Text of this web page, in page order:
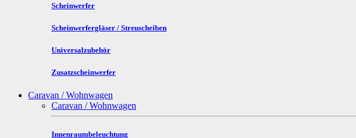
Scheinwerfer
Scheinwerfergläser / Streuscheiben
Universalzubehör
Zusatzscheinwerfer
Caravan / Wohnwagen
Caravan / Wohnwagen
Innenraumbeleuchtung